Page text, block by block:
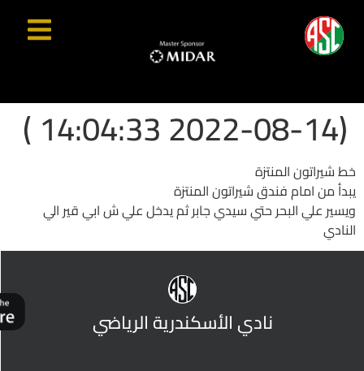
(2022-08-14 14:04:33 )
خط شيراتون المنتزة
يبدأ من امام فندق شيراتون المنتزة
ويسير علي البحر حتي سيدي جابر ثم يدخل علي ش ابي قير الي
النادي
نادي الأسكندرية الرياضي